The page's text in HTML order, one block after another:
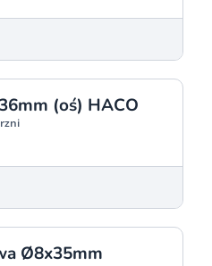
(oś) HACO
Ø8x35mm